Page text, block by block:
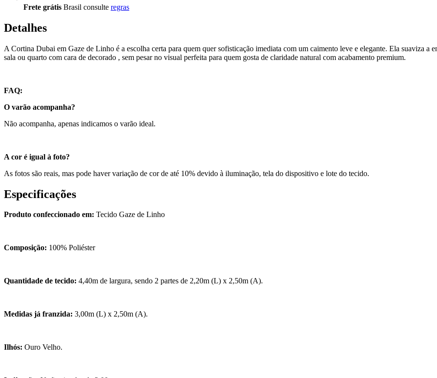
Frete grátis Brasil consulte regras
Detalhes
A Cortina Dubai em Gaze de Linho é a escolha certa para quem quer sofisticação imediata com um caimento leve e elegante. Ela suaviza a
sala ou quarto com cara de decorado , sem pesar no visual perfeita para quem gosta de claridade natural com acabamento premium.
FAQ:
O varão acompanha?
Não acompanha, apenas indicamos o varão ideal.
A cor é igual à foto?
As fotos são reais, mas pode haver variação de cor de até 10% devido à iluminação, tela do dispositivo e lote do tecido.
Especificações
Produto confeccionado em: Tecido Gaze de Linho
Composição: 100% Poliéster
Quantidade de tecido: 4,40m de largura, sendo 2 partes de 2,20m (L) x 2,50m (A).
Medidas já franzida: 3,00m (L) x 2,50m (A).
Ilhós: Ouro Velho.